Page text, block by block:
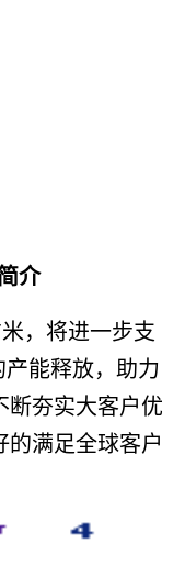
介
，将进一步支
能释放，助力
断夯实大客户优
的满足全球客户